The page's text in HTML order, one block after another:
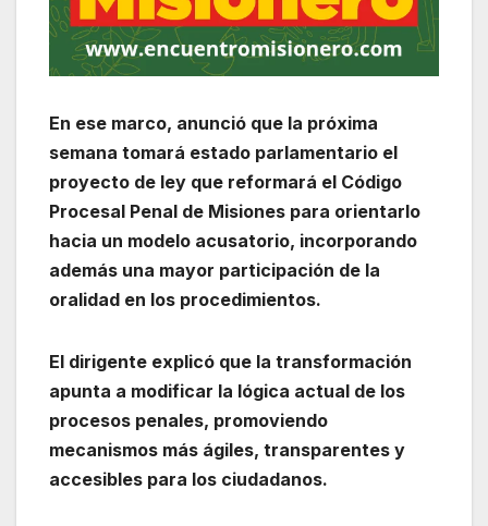
En ese marco, anunció que la próxima
semana tomará estado parlamentario el
proyecto de ley que reformará el Código
Procesal Penal de Misiones para orientarlo
hacia un modelo acusatorio, incorporando
además una mayor participación de la
oralidad en los procedimientos.
El dirigente explicó que la transformación
apunta a modificar la lógica actual de los
procesos penales, promoviendo
mecanismos más ágiles, transparentes y
accesibles para los ciudadanos.